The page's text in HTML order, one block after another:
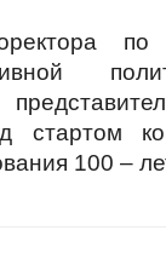
по
стартом
100 –